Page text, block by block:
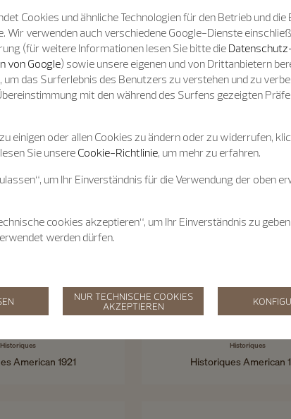
- Roségold
Zivilisationen – Lamassu De
42 mm - Weißgold
Historiques
American 1921
Historiques
Historiques American
Cookies und ähnliche Technologien für den Betrieb und die
Wir verwenden auch verschiedene Google-Dienste
(für weitere Informationen lesen Sie bitte die
von Google) sowie unsere eigenen und von Drittanbietern
um das Surferlebnis des Benutzers zu verstehen und zu
mit den während des Surfens gezeigten
einigen oder allen Cookies zu ändern oder zu widerrufen,
Sie unsere Cookie-Richtlinie, um mehr zu erfahren.
um Ihr Einverständnis für die Verwendung der oben
cookies akzeptieren“, um Ihr Einverständnis zu
werden dürfen.
NUR TECHNISCHE COOKIES
AKZEPTIEREN